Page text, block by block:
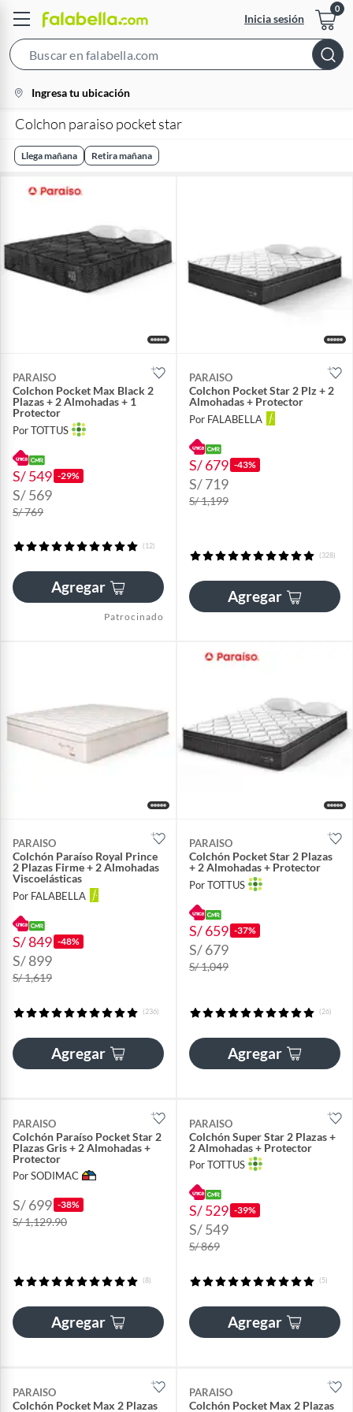
Inicia sesión
Bar
location-
icon
Ingresa tu ubicación
Colchon paraiso pocket star
Llega mañana Retira mañana
PARAISO
Colchon Pocket Max Black 2
Plazas + 2 Almohadas + 1
Protector
Por TOTTUS
S/ 549 -29%
S/ 569
S/ 769
(12)
Agregar
Patrocinado
PARAISO
Colchon Pocket Star 2 Plz + 2
Almohadas + Protector
Por FALABELLA
S/ 679 -43%
S/ 719
S/ 1,199
(328)
Agregar
PARAISO
Colchón Paraíso Royal Prince
2 Plazas Firme + 2 Almohadas
Viscoelásticas
Por FALABELLA
S/ 849 -48%
S/ 899
S/ 1,619
(236)
Agregar
PARAISO
Colchón Pocket Star 2 Plazas
+ 2 Almohadas + Protector
Por TOTTUS
S/ 659 -37%
S/ 679
S/ 1,049
(26)
Agregar
PARAISO
Colchón Paraíso Pocket Star 2
Plazas Gris + 2 Almohadas +
Protector
Por SODIMAC
S/ 699 -38%
S/ 1,129.90
(8)
Agregar
PARAISO
Colchón Super Star 2 Plazas +
2 Almohadas + Protector
Por TOTTUS
S/ 529 -39%
S/ 549
S/ 869
(5)
Agregar
PARAISO
Colchón Pocket Max 2 Plazas
PARAISO
Colchón Pocket Max 2 Plazas